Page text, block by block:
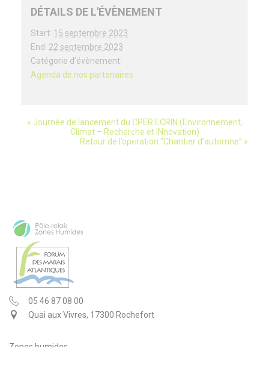
DÉTAILS DE L'ÉVÈNEMENT
Start: 15 septembre 2023
End: 22 septembre 2023
Catégorie d’évènement:
Agenda de nos partenaires
évènement
« Journée de lancement du CPER ECRIN (Environnement,
Climat – Recherche et INnovation)
Retour de l’opération “Chantier d’automne” »
05 46 87 08 00
Quai aux Vivres, 17300 Rochefort
Zones humides